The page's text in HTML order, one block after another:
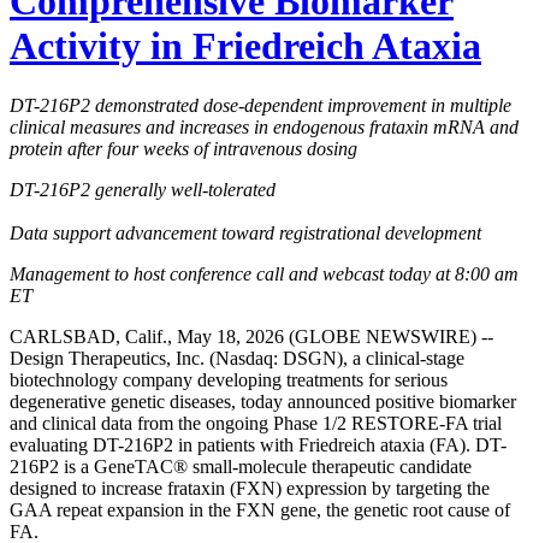
Activity in Friedreich Ataxia
DT-216P2 demonstrated dose-dependent improvement in multiple
clinical measures and increases in endogenous frataxin mRNA and
protein after four weeks of intravenous dosing
DT-216P2 generally well-tolerated
Data support advancement toward registrational development
Management to host conference call and webcast today at 8:00 am
ET
CARLSBAD, Calif., May 18, 2026 (GLOBE NEWSWIRE) --
Design Therapeutics, Inc. (Nasdaq: DSGN), a clinical-stage
biotechnology company developing treatments for serious
degenerative genetic diseases, today announced positive biomarker
and clinical data from the ongoing Phase 1/2 RESTORE-FA trial
evaluating DT-216P2 in patients with Friedreich ataxia (FA). DT-
216P2 is a GeneTAC® small-molecule therapeutic candidate
designed to increase frataxin (FXN) expression by targeting the
GAA repeat expansion in the FXN gene, the genetic root cause of
FA.